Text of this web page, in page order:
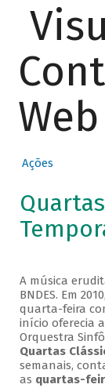
Web
Ações
A música
BNDES. Em
quarta-feira
início oferecia
Orquestra
Quartas
semanais,
as quartas-